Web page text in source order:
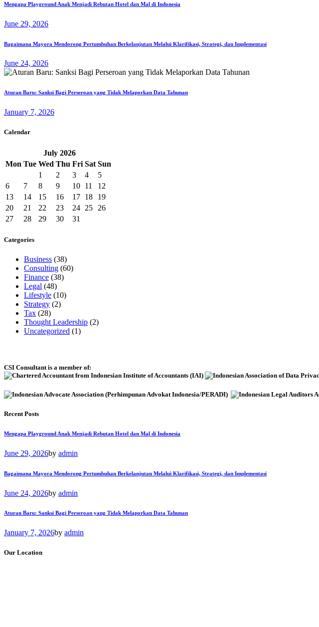
Mengapa Playground Anak Menjadi Rebutan Hotel dan Mal di Indonesia
June 29, 2026
Bagaimana Mayora Mendorong Pertumbuhan Berkelanjutan Melalui Klarifikasi, Strategi, dan Implementasi
June 24, 2026
Aturan Baru: Sanksi Bagi Perseroan yang Tidak Melaporkan Data Tahunan
January 7, 2026
Calendar
July 2026
Mon Tue Wed Thu Fri Sat Sun
1
2 3 4
5
6
7 8 9 10 11
12
13
14 15 16 17 18
19
20
21 22 23 24 25
26
27
28 29 30 31
Categories
Business (38)
Consulting (60)
Finance (38)
Legal (48)
Lifestyle (10)
Strategy (2)
Tax (28)
Thought Leadership (2)
Uncategorized (1)
CSI Consultant is a member of:
Recent Posts
Mengapa Playground Anak Menjadi Rebutan Hotel dan Mal di Indonesia
June 29, 2026by admin
Bagaimana Mayora Mendorong Pertumbuhan Berkelanjutan Melalui Klarifikasi, Strategi, dan Implementasi
June 24, 2026by admin
Aturan Baru: Sanksi Bagi Perseroan yang Tidak Melaporkan Data Tahunan
January 7, 2026by admin
Our Location